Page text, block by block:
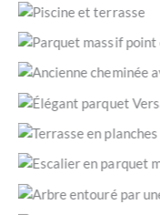
Piscine et terrasse en
Parquet massif point
de sol. (Le Cannet-
Recouvrement d’un
massif en chêne.
Élégant parquet
Terrasse en bois
moisissure et aux
Escalier en parquet
Terrasse avec